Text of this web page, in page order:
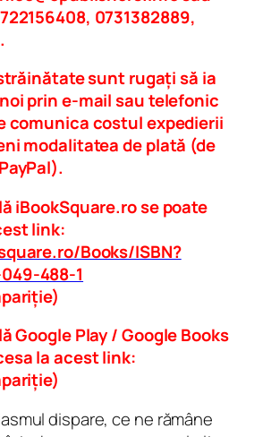
0731382889,
sunt rugați să ia
prin e-mail sau telefonic
comunica costul expedierii
modalitatea de plată (de
iBookSquare.ro se poate
link:
Books/ISBN?
488-1
Google Play / Google Books
la acest link:
dispare, ce ne rămâne